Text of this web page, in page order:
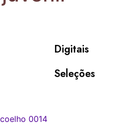
Digitais
Seleções